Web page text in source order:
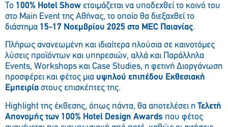
Το 100% Hotel Show ετοιμάζεται να υποδεχθεί το κοινό του
στο Main Event της Αθήνας, το οποίο θα διεξαχθεί το
διάστημα 15-17 Νοεμβρίου 2025 στο MEC Παιανίας.
Πλήρως ανανεωμένη και ιδιαίτερα πλούσια σε καινοτόμες
λύσεις προϊόντων και υπηρεσιών, αλλά και Παράλληλα
Events, Workshops και Case Studies, η φετινή Διοργάνωση
προσφέρει και φέτος μια υψηλού επιπέδου Εκθεσιακή
Εμπειρία στους επισκέπτες της.
Highlight της έκθεσης, όπως πάντα, θα αποτελέσει η Τελετή
Απονομής των 100% Hotel Design Awards που φέτος